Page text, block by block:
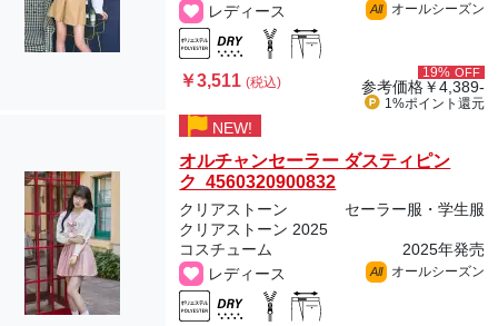
レディース
All オールシーズン
￥3,511(税込)
19% OFF
参考価格￥4,389-
1%ポイント 還元
NEW!
オルチャンセーラー ダスティピン
ク 4560320900832
クリアストーン
セーラー服・学生服
クリアストーン 2025
コスチューム
2025年発売
レディース
All オールシーズン